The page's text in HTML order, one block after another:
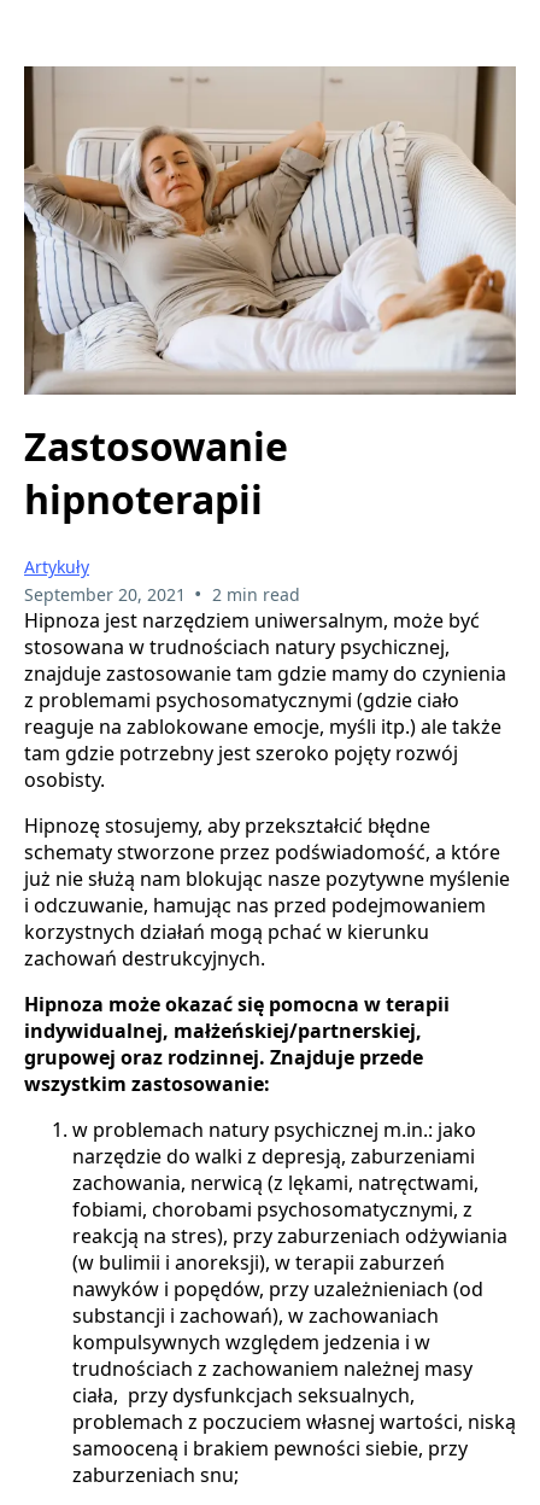
Zastosowanie
hipnoterapii
Artykuły
September 20, 2021 • 2 min read
Hipnoza jest narzędziem uniwersalnym, może być
stosowana w trudnościach natury psychicznej,
znajduje zastosowanie tam gdzie mamy do czynienia
z problemami psychosomatycznymi (gdzie ciało
reaguje na zablokowane emocje, myśli itp.) ale także
tam gdzie potrzebny jest szeroko pojęty rozwój
osobisty.
Hipnozę stosujemy, aby przekształcić błędne
schematy stworzone przez podświadomość, a które
już nie służą nam blokując nasze pozytywne myślenie
i odczuwanie, hamując nas przed podejmowaniem
korzystnych działań mogą pchać w kierunku
zachowań destrukcyjnych.
Hipnoza może okazać się pomocna w terapii
indywidualnej, małżeńskiej/partnerskiej,
grupowej oraz rodzinnej. Znajduje przede
wszystkim zastosowanie:
w problemach natury psychicznej m.in.: jako
narzędzie do walki z depresją, zaburzeniami
zachowania, nerwicą (z lękami, natręctwami,
fobiami, chorobami psychosomatycznymi, z
reakcją na stres), przy zaburzeniach odżywiania
(w bulimii i anoreksji), w terapii zaburzeń
nawyków i popędów, przy uzależnieniach (od
substancji i zachowań), w zachowaniach
kompulsywnych względem jedzenia i w
trudnościach z zachowaniem należnej masy
ciała, przy dysfunkcjach seksualnych,
problemach z poczuciem własnej wartości, niską
samooceną i brakiem pewności siebie, przy
zaburzeniach snu;